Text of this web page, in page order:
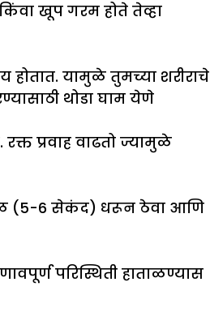
खूप गरम होते तेव्हा
होतात. यामुळे तुमच्या शरीराचे
थोडा घाम येणे
प्रवाह वाढतो ज्यामुळे
वेळ (5-6 सेकंद) धरून ठेवा आणि
परिस्थिती हाताळण्यास